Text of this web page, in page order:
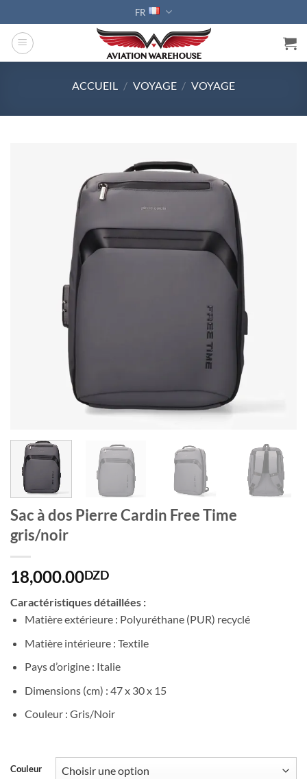
au
contenu
FR
ACCUEIL / VOYAGE / VOYAGE
Sac à dos Pierre Cardin Free Time
gris/noir
18,000.00DZD
Caractéristiques détaillées :
Matière extérieure : Polyuréthane (PUR) recyclé
Matière intérieure : Textile
Pays d’origine : Italie
Dimensions (cm) : 47 x 30 x 15
Couleur : Gris/Noir
Couleur